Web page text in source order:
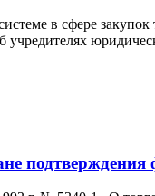
в сфере